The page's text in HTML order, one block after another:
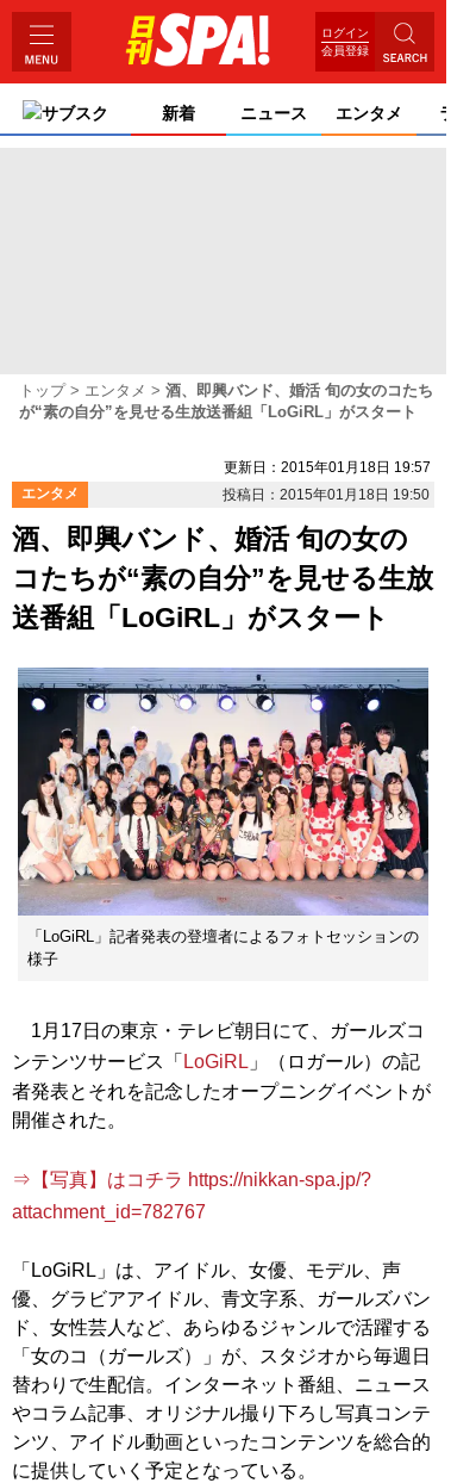
ログイン
会員登録
サブスク 新着 ニュース エンタメ
トップ エンタメ
酒、即興バンド、婚活 旬の女のコたち
が“素の自分”を見せる生放送番組「LoGiRL」がスタート
更新日：2015年01月18日 19:57
エンタメ
投稿日：2015年01月18日 19:50
酒、即興バンド、婚活 旬の女の
コたちが“素の自分”を見せる生放
送番組「LoGiRL」がスタート
「LoGiRL」記者発表の登壇者によるフォトセッションの
様子
1月17日の東京・テレビ朝日にて、ガールズコ
ンテンツサービス「 LoGiRL 」（ロガール）の記
者発表とそれを記念したオープニングイベントが
開催された。
⇒【写真】はコチラ https://nikkan-spa.jp/?
attachment_id=782767
「LoGiRL」は、アイドル、女優、モデル、声
優、グラビアアイドル、青文字系、ガールズバン
ド、女性芸人など、あらゆるジャンルで活躍する
「女のコ（ガールズ）」が、スタジオから毎週日
替わりで生配信。インターネット番組、ニュース
やコラム記事、オリジナル撮り下ろし写真コンテ
ンツ、アイドル動画といったコンテンツを総合的
に提供していく予定となっている。